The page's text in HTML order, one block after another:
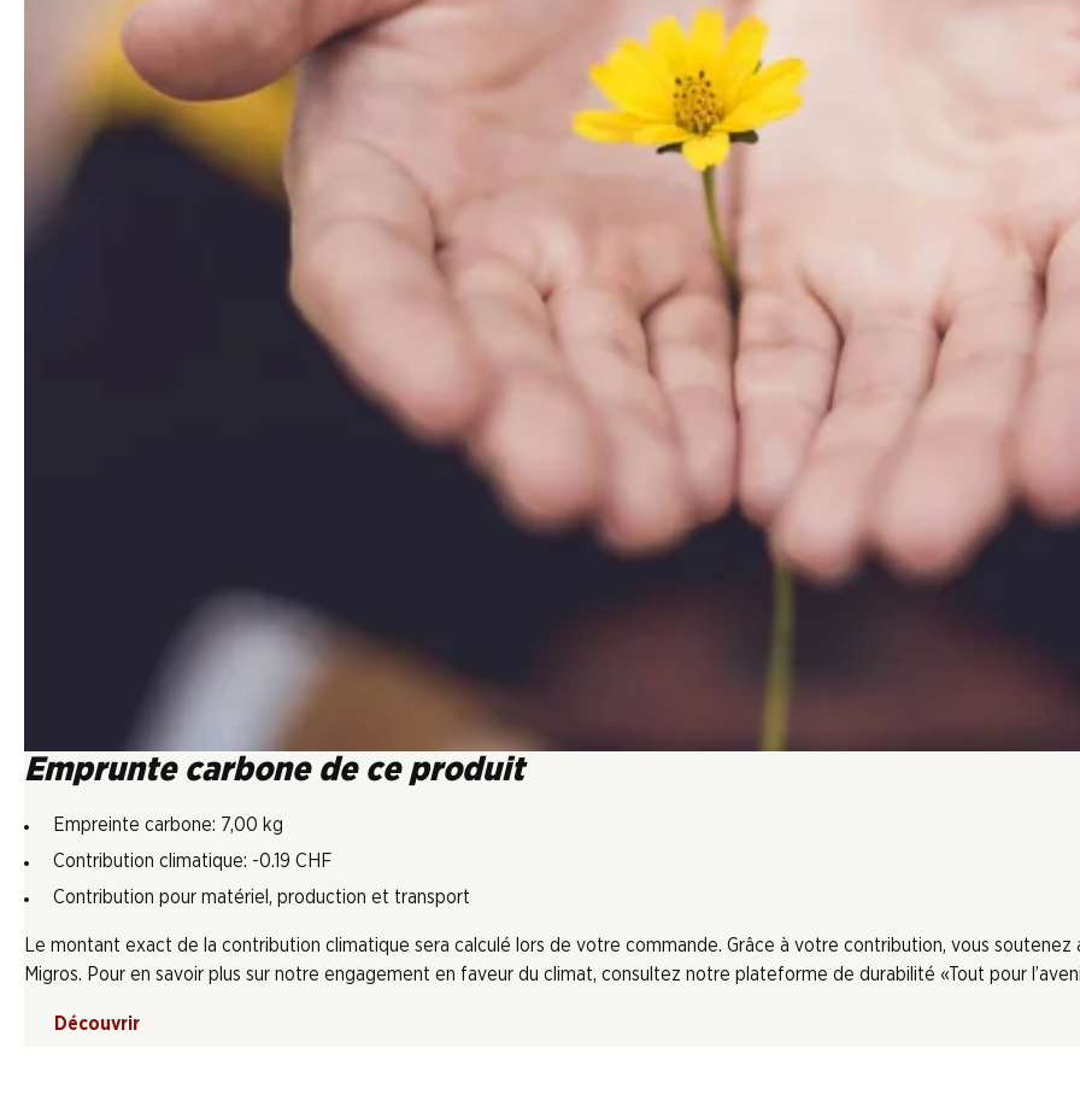
Emprunte carbone de ce produit
Empreinte carbone: 7,00 kg
Contribution climatique: -0.19 CHF
Contribution pour matériel, production et transport
Le montant exact de la contribution climatique sera calculé lors de votre commande. Grâce à votre contribution, vous
Migros. Pour en savoir plus sur notre engagement en faveur du climat, consultez notre plateforme de durabilité «Tout pour
Découvrir